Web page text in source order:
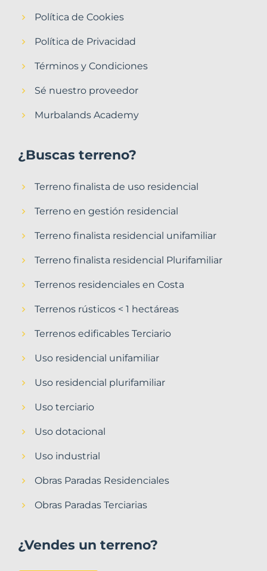
Política de Cookies
Política de Privacidad
Términos y Condiciones
Sé nuestro proveedor
Murbalands Academy
¿Buscas terreno?
Terreno finalista de uso residencial
Terreno en gestión residencial
Terreno finalista residencial unifamiliar
Terreno finalista residencial Plurifamiliar
Terrenos residenciales en Costa
Terrenos rústicos < 1 hectáreas
Terrenos edificables Terciario
Uso residencial unifamiliar
Uso residencial plurifamiliar
Uso terciario
Uso dotacional
Uso industrial
Obras Paradas Residenciales
Obras Paradas Terciarias
¿Vendes un terreno?